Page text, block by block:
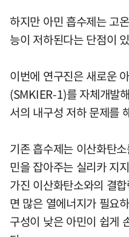
하지만 아민 흡수제는 고
능이 저하된다는 단점이
이번에 연구진은 새로운
(SMKIER-1)를 자체개발
서의 내구성 저하 문제를
기존 흡수제는 이산화탄
민을 잡아주는 실리카 지
가진 이산화탄소와의 결
면 많은 열에너지가 필요
구성이 낮은 아민이 쉽게